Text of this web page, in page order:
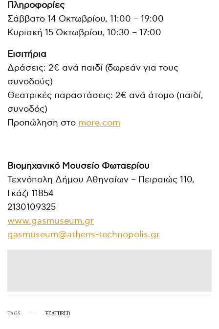
Πληροφορίες
Σάββατο 14 Οκτωβρίου, 11:00 – 19:00
Κυριακή 15 Οκτωβρίου, 10:30 – 17:00
Εισιτήρια
Δράσεις: 2€ ανά παιδί (δωρεάν για τους
συνοδούς)
Θεατρικές παραστάσεις: 2€ ανά άτομο (παιδί,
συνοδός)
Προπώληση στο more.com
Βιομηχανικό Μουσείο Φωταερίου
Τεχνόπολη Δήμου Αθηναίων – Πειραιώς 110,
Γκάζι 11854
2130109325
www.gasmuseum.gr
gasmuseum@athens-technopolis.gr
TAGS FEATURED